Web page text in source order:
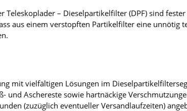
Teleskoplader – Dieselpartikelfilter (DPF) sind
aus einem verstopften Partikelfilter eine unnötig
mit vielfältigen Lösungen im
und Aschereste sowie hartnäckige
(zuzüglich eventueller Versandlaufzeiten)